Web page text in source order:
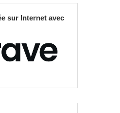
sur Internet avec